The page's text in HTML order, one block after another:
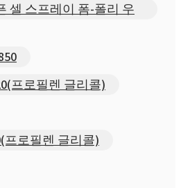
셀 스프레이 폼-폴리 우
프로필렌 글리콜)
프로필렌 글리콜)